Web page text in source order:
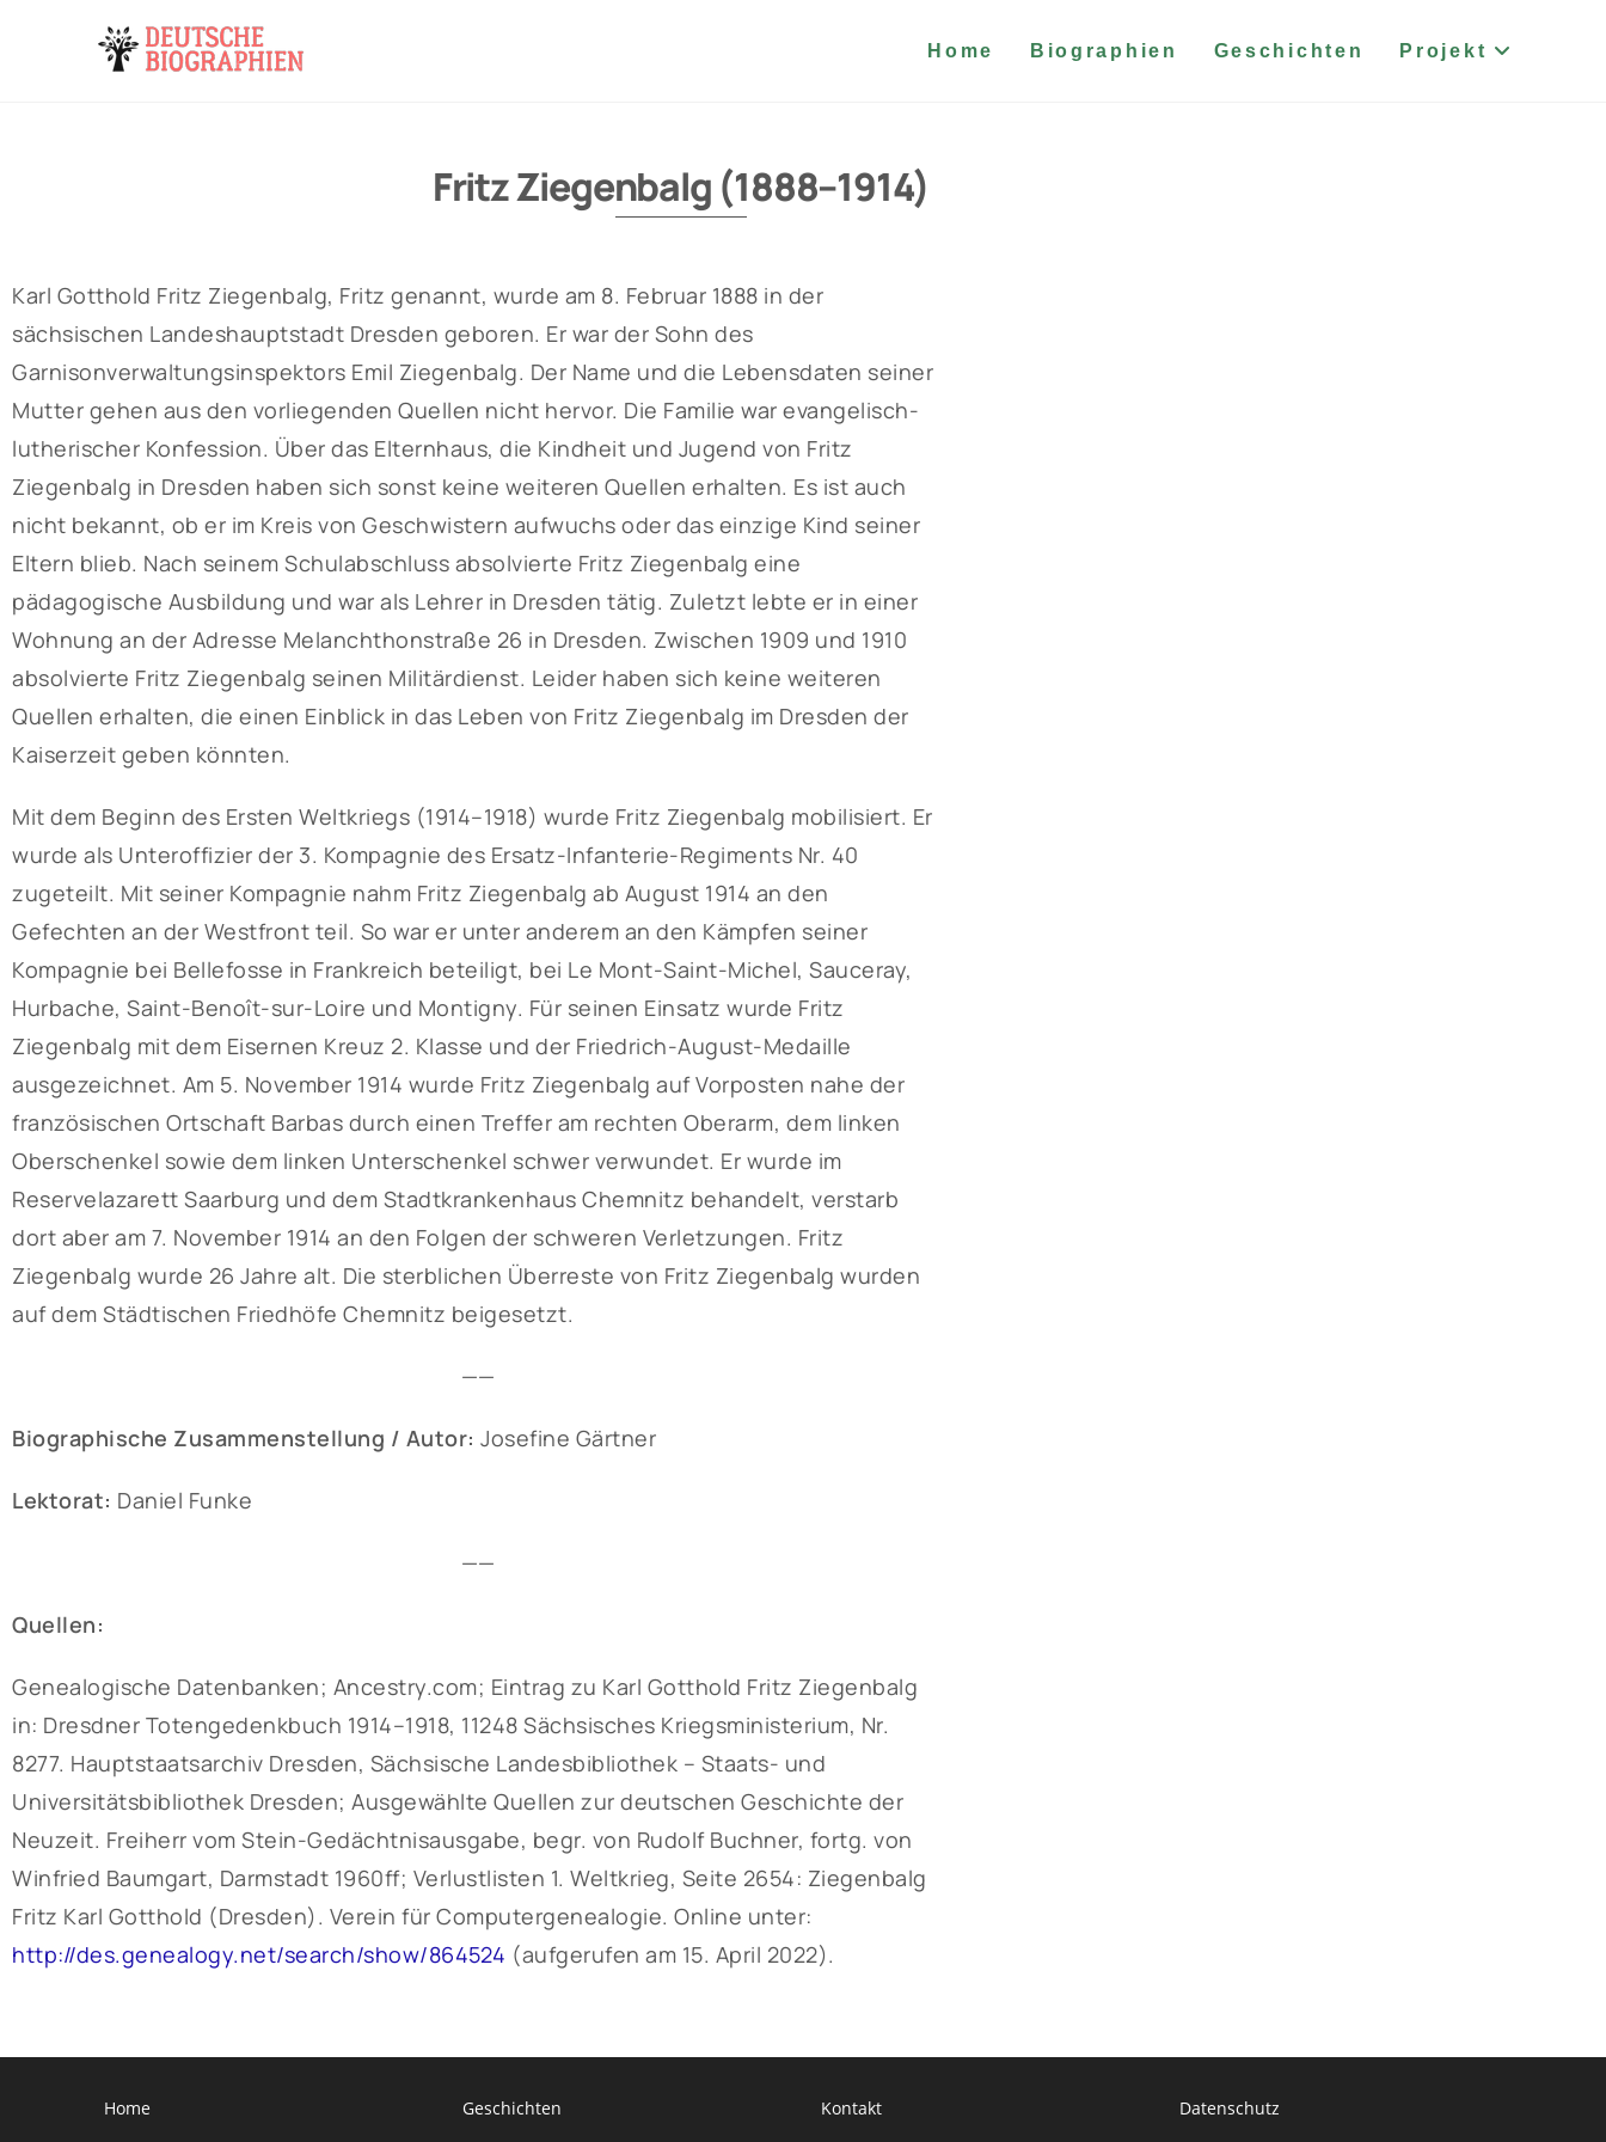
Home Biographien Geschichten Projekt
Fritz Ziegenbalg (1888–1914)
Karl Gotthold Fritz Ziegenbalg, Fritz genannt, wurde am 8. Februar 1888 in der
sächsischen Landeshauptstadt Dresden geboren. Er war der Sohn des
Garnisonverwaltungsinspektors Emil Ziegenbalg. Der Name und die Lebensdaten seiner
Mutter gehen aus den vorliegenden Quellen nicht hervor. Die Familie war evangelisch-
lutherischer Konfession. Über das Elternhaus, die Kindheit und Jugend von Fritz
Ziegenbalg in Dresden haben sich sonst keine weiteren Quellen erhalten. Es ist auch
nicht bekannt, ob er im Kreis von Geschwistern aufwuchs oder das einzige Kind seiner
Eltern blieb. Nach seinem Schulabschluss absolvierte Fritz Ziegenbalg eine
pädagogische Ausbildung und war als Lehrer in Dresden tätig. Zuletzt lebte er in einer
Wohnung an der Adresse Melanchthonstraße 26 in Dresden. Zwischen 1909 und 1910
absolvierte Fritz Ziegenbalg seinen Militärdienst. Leider haben sich keine weiteren
Quellen erhalten, die einen Einblick in das Leben von Fritz Ziegenbalg im Dresden der
Kaiserzeit geben könnten.
Mit dem Beginn des Ersten Weltkriegs (1914–1918) wurde Fritz Ziegenbalg mobilisiert. Er
wurde als Unteroffizier der 3. Kompagnie des Ersatz-Infanterie-Regiments Nr. 40
zugeteilt. Mit seiner Kompagnie nahm Fritz Ziegenbalg ab August 1914 an den
Gefechten an der Westfront teil. So war er unter anderem an den Kämpfen seiner
Kompagnie bei Bellefosse in Frankreich beteiligt, bei Le Mont-Saint-Michel, Sauceray,
Hurbache, Saint-Benoît-sur-Loire und Montigny. Für seinen Einsatz wurde Fritz
Ziegenbalg mit dem Eisernen Kreuz 2. Klasse und der Friedrich-August-Medaille
ausgezeichnet. Am 5. November 1914 wurde Fritz Ziegenbalg auf Vorposten nahe der
französischen Ortschaft Barbas durch einen Treffer am rechten Oberarm, dem linken
Oberschenkel sowie dem linken Unterschenkel schwer verwundet. Er wurde im
Reservelazarett Saarburg und dem Stadtkrankenhaus Chemnitz behandelt, verstarb
dort aber am 7. November 1914 an den Folgen der schweren Verletzungen. Fritz
Ziegenbalg wurde 26 Jahre alt. Die sterblichen Überreste von Fritz Ziegenbalg wurden
auf dem Städtischen Friedhöfe Chemnitz beigesetzt.
——
Biographische Zusammenstellung / Autor: Josefine Gärtner
Lektorat: Daniel Funke
——
Quellen:
Genealogische Datenbanken; Ancestry.com; Eintrag zu Karl Gotthold Fritz Ziegenbalg
in: Dresdner Totengedenkbuch 1914–1918, 11248 Sächsisches Kriegsministerium, Nr.
8277. Hauptstaatsarchiv Dresden, Sächsische Landesbibliothek – Staats- und
Universitätsbibliothek Dresden; Ausgewählte Quellen zur deutschen Geschichte der
Neuzeit. Freiherr vom Stein-Gedächtnisausgabe, begr. von Rudolf Buchner, fortg. von
Winfried Baumgart, Darmstadt 1960ff; Verlustlisten 1. Weltkrieg, Seite 2654: Ziegenbalg
Fritz Karl Gotthold (Dresden). Verein für Computergenealogie. Online unter:
http://des.genealogy.net/search/show/864524 (aufgerufen am 15. April 2022).
Home Geschichten Kontakt Datenschutz